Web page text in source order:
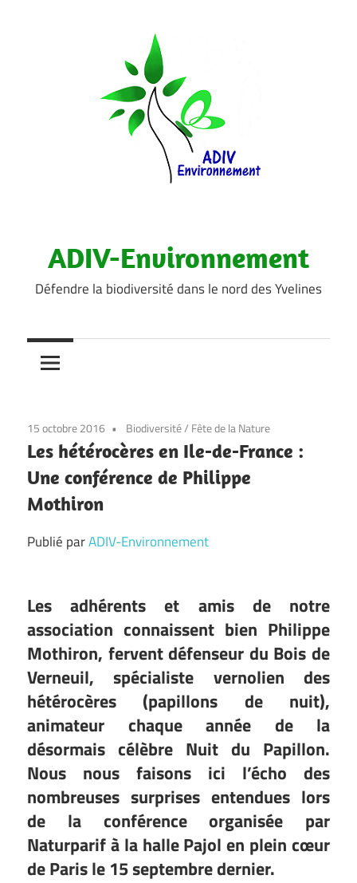
ADIV-Environnement
Défendre la biodiversité dans le nord des Yvelines
15 octobre 2016 Biodiversité/ Fête de la Nature
Les hétérocères en Ile-de-France :
Une conférence de Philippe
Mothiron
Publié parADIV-Environnement
Les adhérents et amis de notre
association connaissent bien Philippe
Mothiron, fervent défenseur du Bois de
Verneuil, spécialiste vernolien des
hétérocères (papillons de nuit),
animateur chaque année de la
désormais célèbre Nuit du Papillon.
Nous nous faisons ici l’écho des
nombreuses surprises entendues lors
de la conférence organisée par
Naturparif à la halle Pajol en plein cœur
de Paris le 15 septembre dernier.